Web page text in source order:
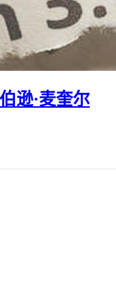
逊·麦奎尔